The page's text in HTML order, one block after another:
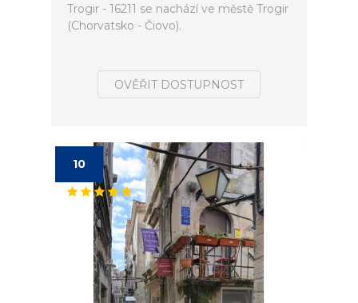
Trogir - 16211 se nachází ve městě Trogir
(Chorvatsko - Čiovo).
OVĚŘIT DOSTUPNOST
10